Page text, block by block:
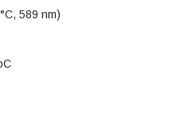
589 nm)